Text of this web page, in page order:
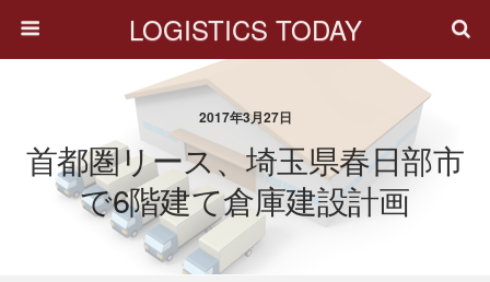
LOGISTICS TODAY
2017年3月27日
首都圏リース、埼玉県春日部市
で6階建て倉庫建設計画